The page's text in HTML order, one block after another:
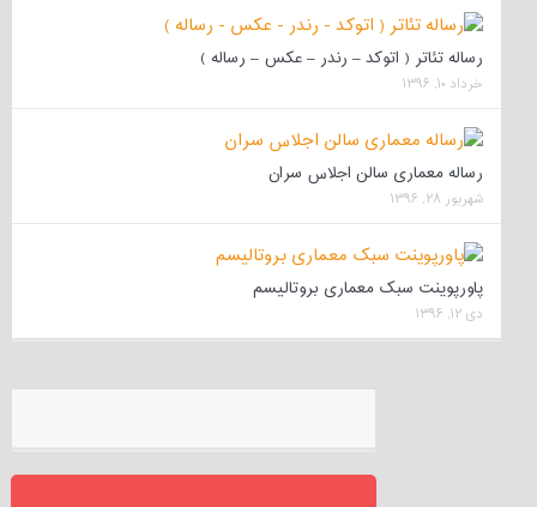
رساله تئاتر ( اتوکد – رندر – عکس – رساله )
خرداد ۱۰, ۱۳۹۶
رساله معماری سالن اجلاس سران
شهریور ۲۸, ۱۳۹۶
پاورپوینت سبک معماری بروتالیسم
دی ۱۲, ۱۳۹۶